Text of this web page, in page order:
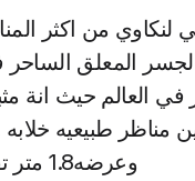
لنكاوي من اكثر
المعلق الساحر
وعرضه1.8 متر تقريبا